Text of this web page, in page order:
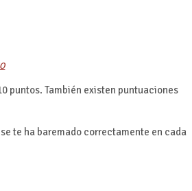
puntos. También existen puntuaciones
te ha baremado correctamente en cada